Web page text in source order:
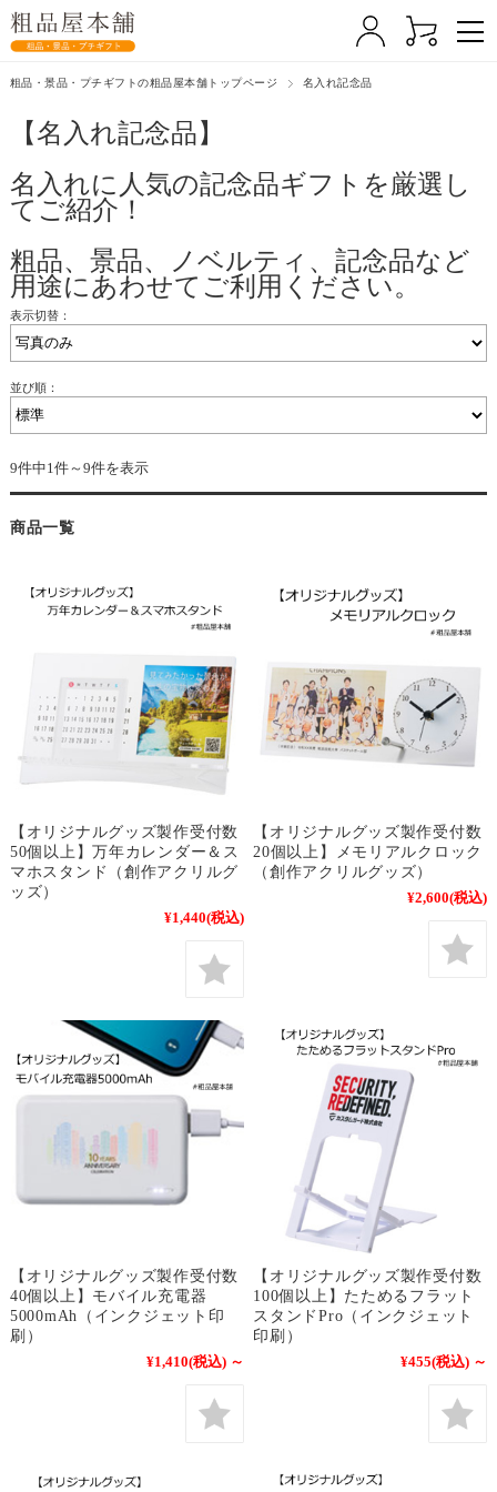
粗品・景品・プチギフトの粗品屋本舗トップページ 名入れ記念品
【名入れ記念品】
名入れに人気の記念品ギフトを厳選し
てご紹介！
粗品、景品、ノベルティ、記念品など
用途にあわせてご利用ください。
表示切替：
並び順：
9件中1件～9件を表示
商品一覧
【オリジナルグッズ製作受付数
50個以上】万年カレンダー＆ス
マホスタンド（創作アクリルグ
ッズ）
¥1,440(税込)
【オリジナルグッズ製作受付数
20個以上】メモリアルクロック
（創作アクリルグッズ）
¥2,600(税込)
【オリジナルグッズ製作受付数
40個以上】モバイル充電器
5000mAh（インクジェット印
刷）
¥1,410(税込) ～
【オリジナルグッズ製作受付数
100個以上】たためるフラット
スタンドPro（インクジェット
印刷）
¥455(税込) ～